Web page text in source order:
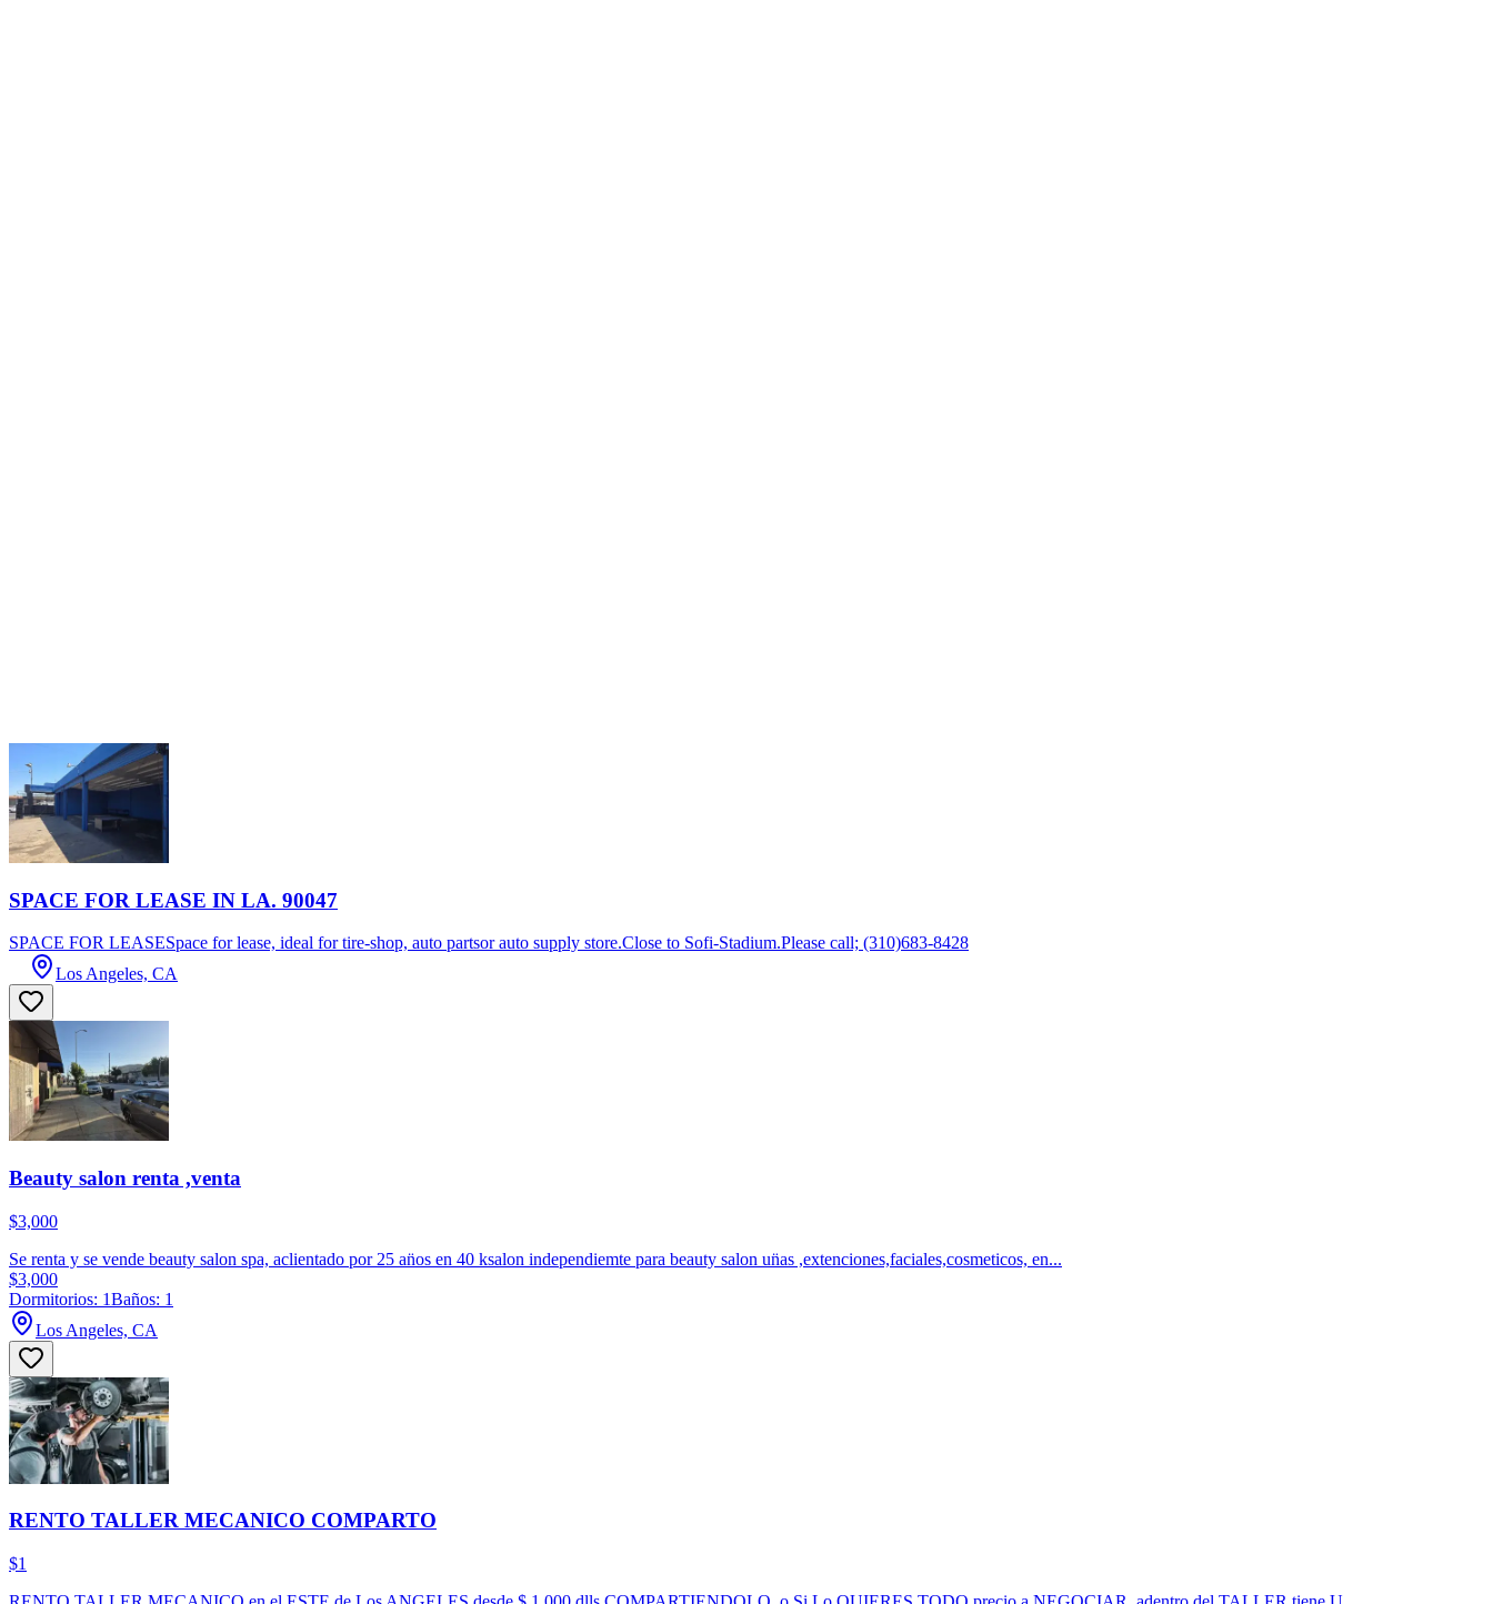
SPACE FOR LEASE IN LA. 90047
SPACE FOR LEASESpace for lease, ideal for tire-shop, auto partsor auto supply store.Close to Sofi-Stadium.Please call; (310)683-8428
Los Angeles, CA
Beauty salon renta ,venta
$3,000
Se renta y se vende beauty salon spa, aclientado por 25 an̈os en 40 ksalon independiemte para beauty salon un̈as ,extenciones,faciales,cosmeticos, en...
$3,000
Dormitorios: 1Baños: 1
Los Angeles, CA
RENTO TALLER MECANICO COMPARTO
$1